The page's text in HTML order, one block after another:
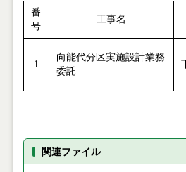
番
号
工事名
1
向能代分区実施設計業務
委託
関連ファイル